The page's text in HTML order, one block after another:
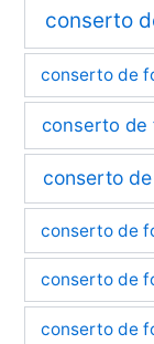
conserto
conserto de
conserto de
conserto
conserto de
conserto de
conserto de